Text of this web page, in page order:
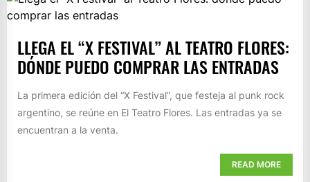
LLEGA EL “X FESTIVAL” AL TEATRO FLORES:
DÓNDE PUEDO COMPRAR LAS ENTRADAS
La primera edición del “X Festival”, que festeja al punk rock
argentino, se reúne en El Teatro Flores. Las entradas ya se
encuentran a la venta.
READ MORE